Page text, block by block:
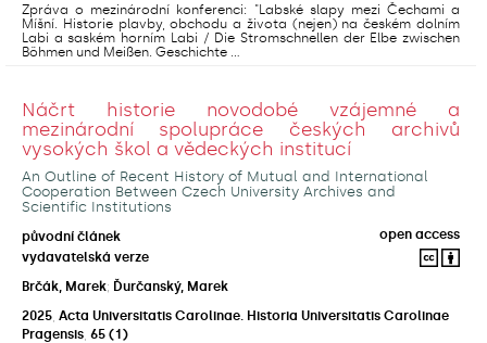
Zpráva o mezinárodní konferenci: "Labské slapy mezi Čechami a
Míšní. Historie plavby, obchodu a života (nejen) na českém dolním
Labi a saském horním Labi / Die Stromschnellen der Elbe zwischen
Böhmen und Meißen. Geschichte ...
Náčrt historie novodobé vzájemné a
mezinárodní spolupráce českých archivů
vysokých škol a vědeckých institucí
An Outline of Recent History of Mutual and International
Cooperation Between Czech University Archives and
Scientific Institutions
původní článek
open access
vydavatelská verze
Brčák, Marek; Ďurčanský, Marek
2025 Acta Universitatis Carolinae. Historia Universitatis Carolinae
Pragensis 65 (1)